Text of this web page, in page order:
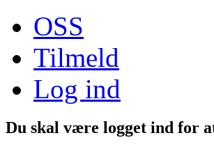
OSS
Tilmeld
Log ind
Du skal være logget ind for